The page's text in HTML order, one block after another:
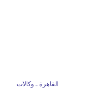
القاهرة ـ وكالات